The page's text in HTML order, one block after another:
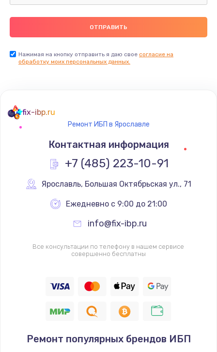
Нажимая на кнопку отправить я даю свое согласие на
обработку моих персональных данных.
fix-ibp.ru
Ремонт ИБП в Ярославле
Контактная информация
+7 (485) 223-10-91
Ярославль, Большая Октябрьская ул., 71
Ежедневно с 9:00 до 21:00
info@fix-ibp.ru
Все консультации по телефону в нашем сервисе
совершенно бесплатны
Ремонт популярных брендов ИБП